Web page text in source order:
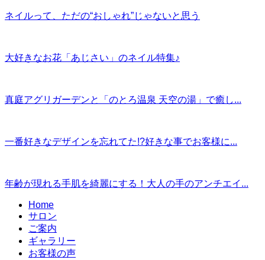
ネイルって、ただの“おしゃれ”じゃないと思う
大好きなお花「あじさい」のネイル特集♪
真庭アグリガーデンと「のとろ温泉 天空の湯」で癒し...
一番好きなデザインを忘れてた!?好きな事でお客様に...
年齢が現れる手肌を綺麗にする！大人の手のアンチエイ...
Home
サロン
ご案内
ギャラリー
お客様の声